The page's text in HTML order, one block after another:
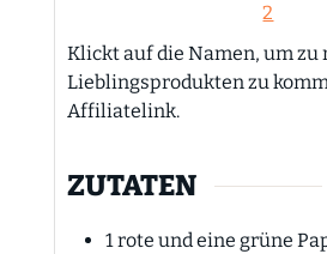
2
Klickt auf die Namen, um zu meinen
Lieblingsprodukten zu
Affiliatelink.
ZUTATEN
1rote und eine grüne